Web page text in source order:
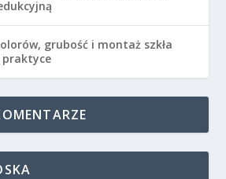
grubość i montaż szkła
praktyce